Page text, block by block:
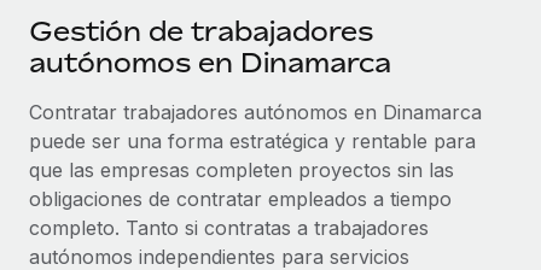
Optimiza los procesos con herramientas empresariales
esenciales.
SERVICIOS
Pregunta a un experto
Obtén ayuda de gente experta en RR. HH. globales
y cumplimiento normativo.
Asociarse
Descubre oportunidades de colaborar con nosotros.
Remote Build Próximamente
Consultoría de integraciones y automatización con IA.
CASOS PRÁCTICOS
Información sobre salarios y talento
Obtén ayuda
Consulta todos los recursos
Gestión de trabajadores
autónomos en Dinamarca
Contratar trabajadores autónomos en Dinamarca
puede ser una forma estratégica y rentable para
que las empresas completen proyectos sin las
obligaciones de contratar empleados a tiempo
completo. Tanto si contratas a trabajadores
autónomos independientes para servicios